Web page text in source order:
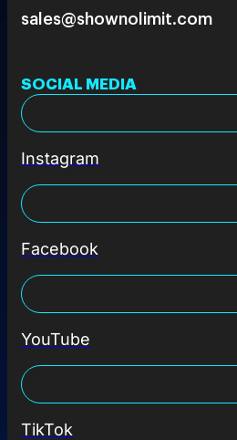
sales@shownolimit.com
SOCIAL MEDIA
Instagram
Facebook
YouTube
TikTok